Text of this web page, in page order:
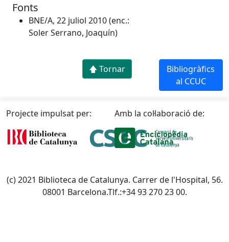
Fonts
BNE/A, 22 juliol 2010 (enc.:
Soler Serrano, Joaquín)
🡅 Tornar
Bibliogràfics
al CCUC
Projecte impulsat per: Amb la col·laboració de:
(c) 2021 Biblioteca de Catalunya. Carrer de l'Hospital, 56.
08001 Barcelona.Tlf.:+34 93 270 23 00.